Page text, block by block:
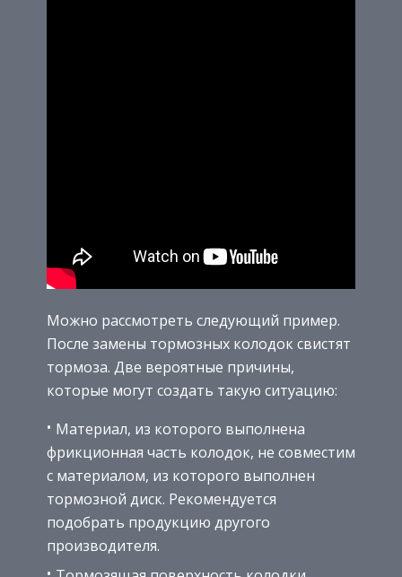
Можно рассмотреть следующий пример.
После замены тормозных колодок свистят
тормоза. Две вероятные причины,
которые могут создать такую ситуацию:
Материал, из которого выполнена
фрикционная часть колодок, не совместим
с материалом, из которого выполнен
тормозной диск. Рекомендуется
подобрать продукцию другого
производителя.